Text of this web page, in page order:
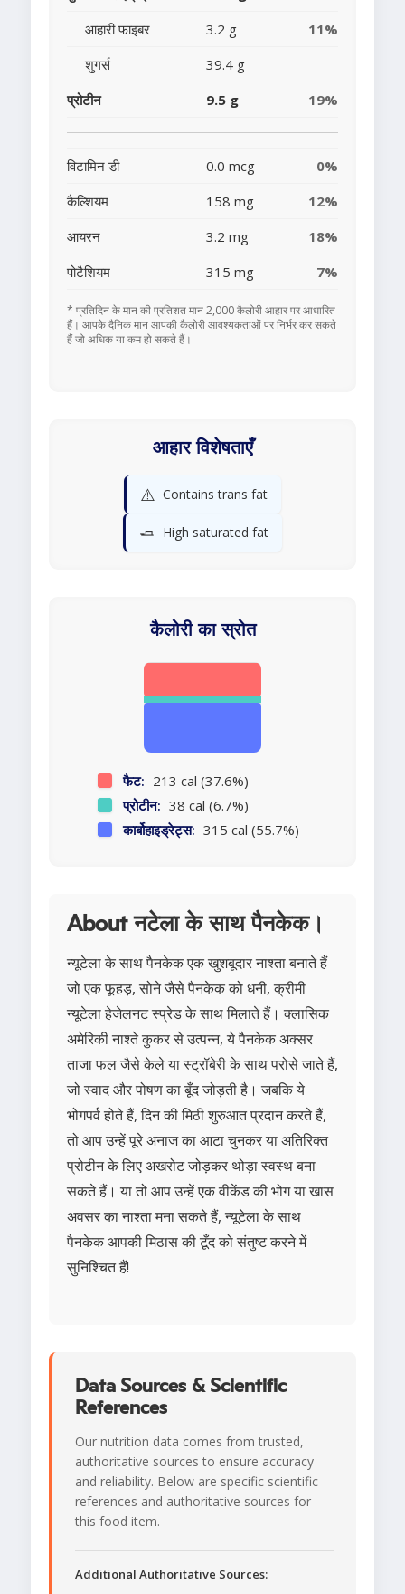
आहारी फाइबर
3.2 g
11%
शुगर्स
39.4 g
प्रोटीन
9.5 g 19%
विटामिन डी 0.0 mcg
0%
कैल्शियम
158 mg
12%
आयरन
3.2 mg
18%
पोटैशियम
315 mg 7%
* प्रतिदिन के मान की प्रतिशत मान 2,000 कैलोरी आहार पर आधारित
हैं। आपके दैनिक मान आपकी कैलोरी आवश्यकताओं पर निर्भर कर सकते
हैं जो अधिक या कम हो सकते हैं।
आहार विशेषताएँ
⚠️ Contains trans fat
🧈 High saturated fat
कैलोरी का स्रोत
फैट: 213 cal (37.6%)
प्रोटीन: 38 cal (6.7%)
कार्बोहाइड्रेट्स: 315 cal (55.7%)
About नटेला के साथ पैनकेक।
न्यूटेला के साथ पैनकेक एक खुशबूदार नाश्ता बनाते हैं
जो एक फूहड़, सोने जैसे पैनकेक को धनी, क्रीमी
न्यूटेला हेजेलनट स्प्रेड के साथ मिलाते हैं। क्लासिक
अमेरिकी नाश्ते कुकर से उत्पन्न, ये पैनकेक अक्सर
ताजा फल जैसे केले या स्ट्रॉबेरी के साथ परोसे जाते हैं,
जो स्वाद और पोषण का बूँद जोड़ती है। जबकि ये
भोगपर्व होते हैं, दिन की मिठी शुरुआत प्रदान करते हैं,
तो आप उन्हें पूरे अनाज का आटा चुनकर या अतिरिक्त
प्रोटीन के लिए अखरोट जोड़कर थोड़ा स्वस्थ बना
सकते हैं। या तो आप उन्हें एक वीकेंड की भोग या खास
अवसर का नाश्ता मना सकते हैं, न्यूटेला के साथ
पैनकेक आपकी मिठास की टूँद को संतुष्ट करने में
सुनिश्चित हैं!
Data Sources & Scientific
References
Our nutrition data comes from trusted,
authoritative sources to ensure accuracy
and reliability. Below are specific scientific
references and authoritative sources for
this food item.
Additional Authoritative Sources: